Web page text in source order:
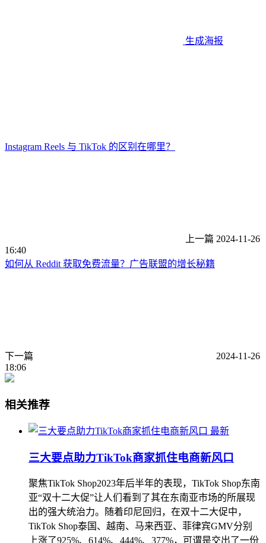
生成海报
Instagram Reels 与 TikTok 的区别在哪里？
上一篇 2024-11-26
16:40
如何从 Reddit 获取免费流量？广告联盟的增长秘籍
下一篇
2024-11-26
18:06
相关推荐
最新
三大要点助力TikTok商家抓住电商新风口
聚焦TikTok Shop2023年后半年的表现，TikTok Shop东南
亚“双十二大促”让人们看到了其在东南亚市场的所展现
出的强大统治力。随着印尼回归，在双十二大促中，
TikTok Shop泰国、越南、马来西亚、菲律宾GMV分别
上涨了925%、614%、444%、377%，可谓是交出了一份